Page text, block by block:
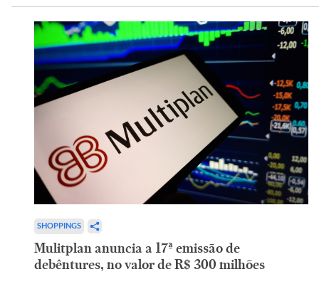
SHOPPINGS
Mulitplan anuncia a 17ª emissão de
debêntures, no valor de R$ 300 milhões